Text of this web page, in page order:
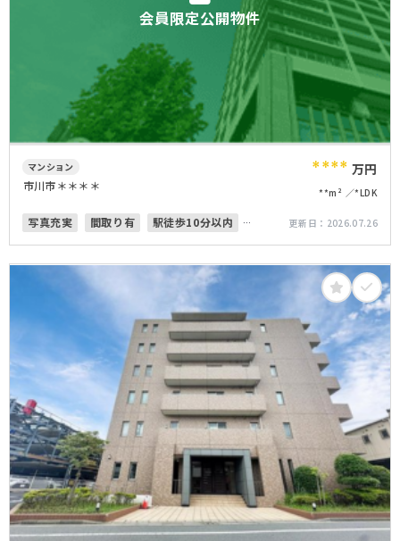
会員限定公開物件
マンション
市川市＊＊＊＊ **** 万円
**m² *LDK
写真充実 間取り有
駅徒歩10分以内
更新日： 2026.07.26